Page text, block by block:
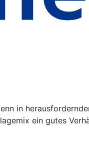
in
ein gutes